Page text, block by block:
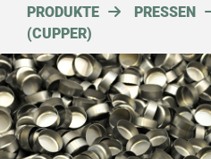
PRODUKTE PRESSEN
(CUPPER)